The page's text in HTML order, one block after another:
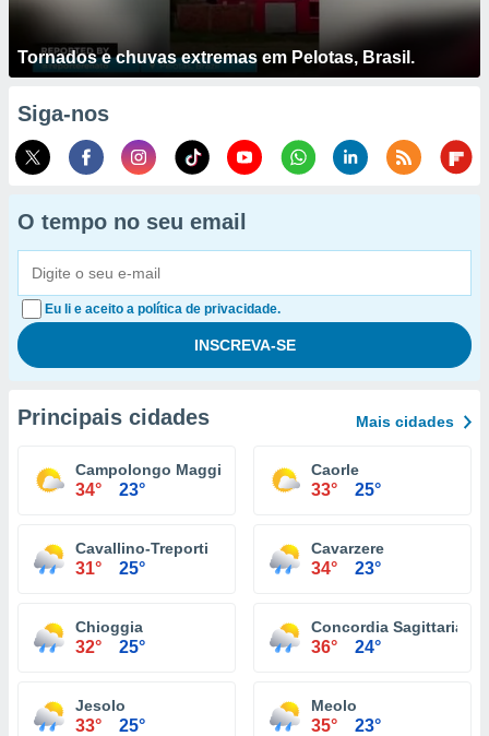
Tornados e chuvas extremas em Pelotas, Brasil.
Siga-nos
O tempo no seu email
Eu li e aceito a política de privacidade.
Principais cidades Mais cidades
Campolongo Maggiore
34° 23°
Caorle
33° 25°
Cavallino-Treporti
31° 25°
Cavarzere
34° 23°
Chioggia
32° 25°
Concordia Sagittaria
36° 24°
Jesolo
33° 25°
Meolo
35° 23°